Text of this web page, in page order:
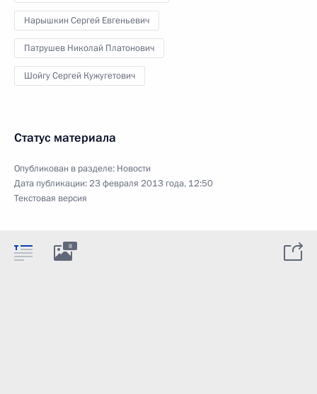
Нарышкин Сергей Евгеньевич
Патрушев Николай Платонович
Шойгу Сергей Кужугетович
Статус материала
Опубликован в разделе: Новости
Дата публикации:23 февраля 2013 года, 12:50
Текстовая версия
8